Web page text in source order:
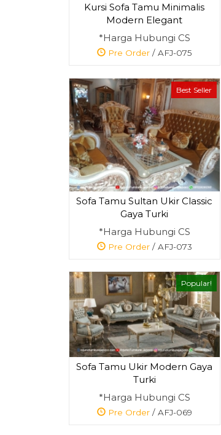
Kursi Sofa Tamu Minimalis
Modern Elegant
*Harga Hubungi CS
Pre Order/ AFJ-075
Best Seller
Sofa Tamu Sultan Ukir Classic
Gaya Turki
*Harga Hubungi CS
Pre Order/ AFJ-073
Popular!
Sofa Tamu Ukir Modern Gaya
Turki
*Harga Hubungi CS
Pre Order/ AFJ-069